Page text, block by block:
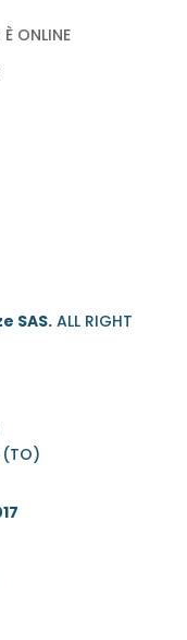
ONLINE
SAS. ALL RIGHT